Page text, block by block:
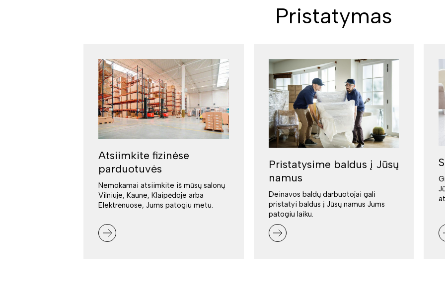
Pristatymas
Atsiimkite fizinėse
parduotuvės
Nemokamai atsiimkite iš mūsų salonų
Vilniuje, Kaune, Klaipėdoje arba
Elektrėnuose, Jums patogiu metu.
Pristatysime baldus į Jūsų
namus
Deinavos baldų darbuotojai gali
pristatyi baldus į Jūsų namus Jums
patogiu laiku.